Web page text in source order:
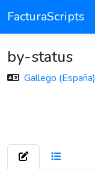
FacturaScripts
by-status
Gallego (España)